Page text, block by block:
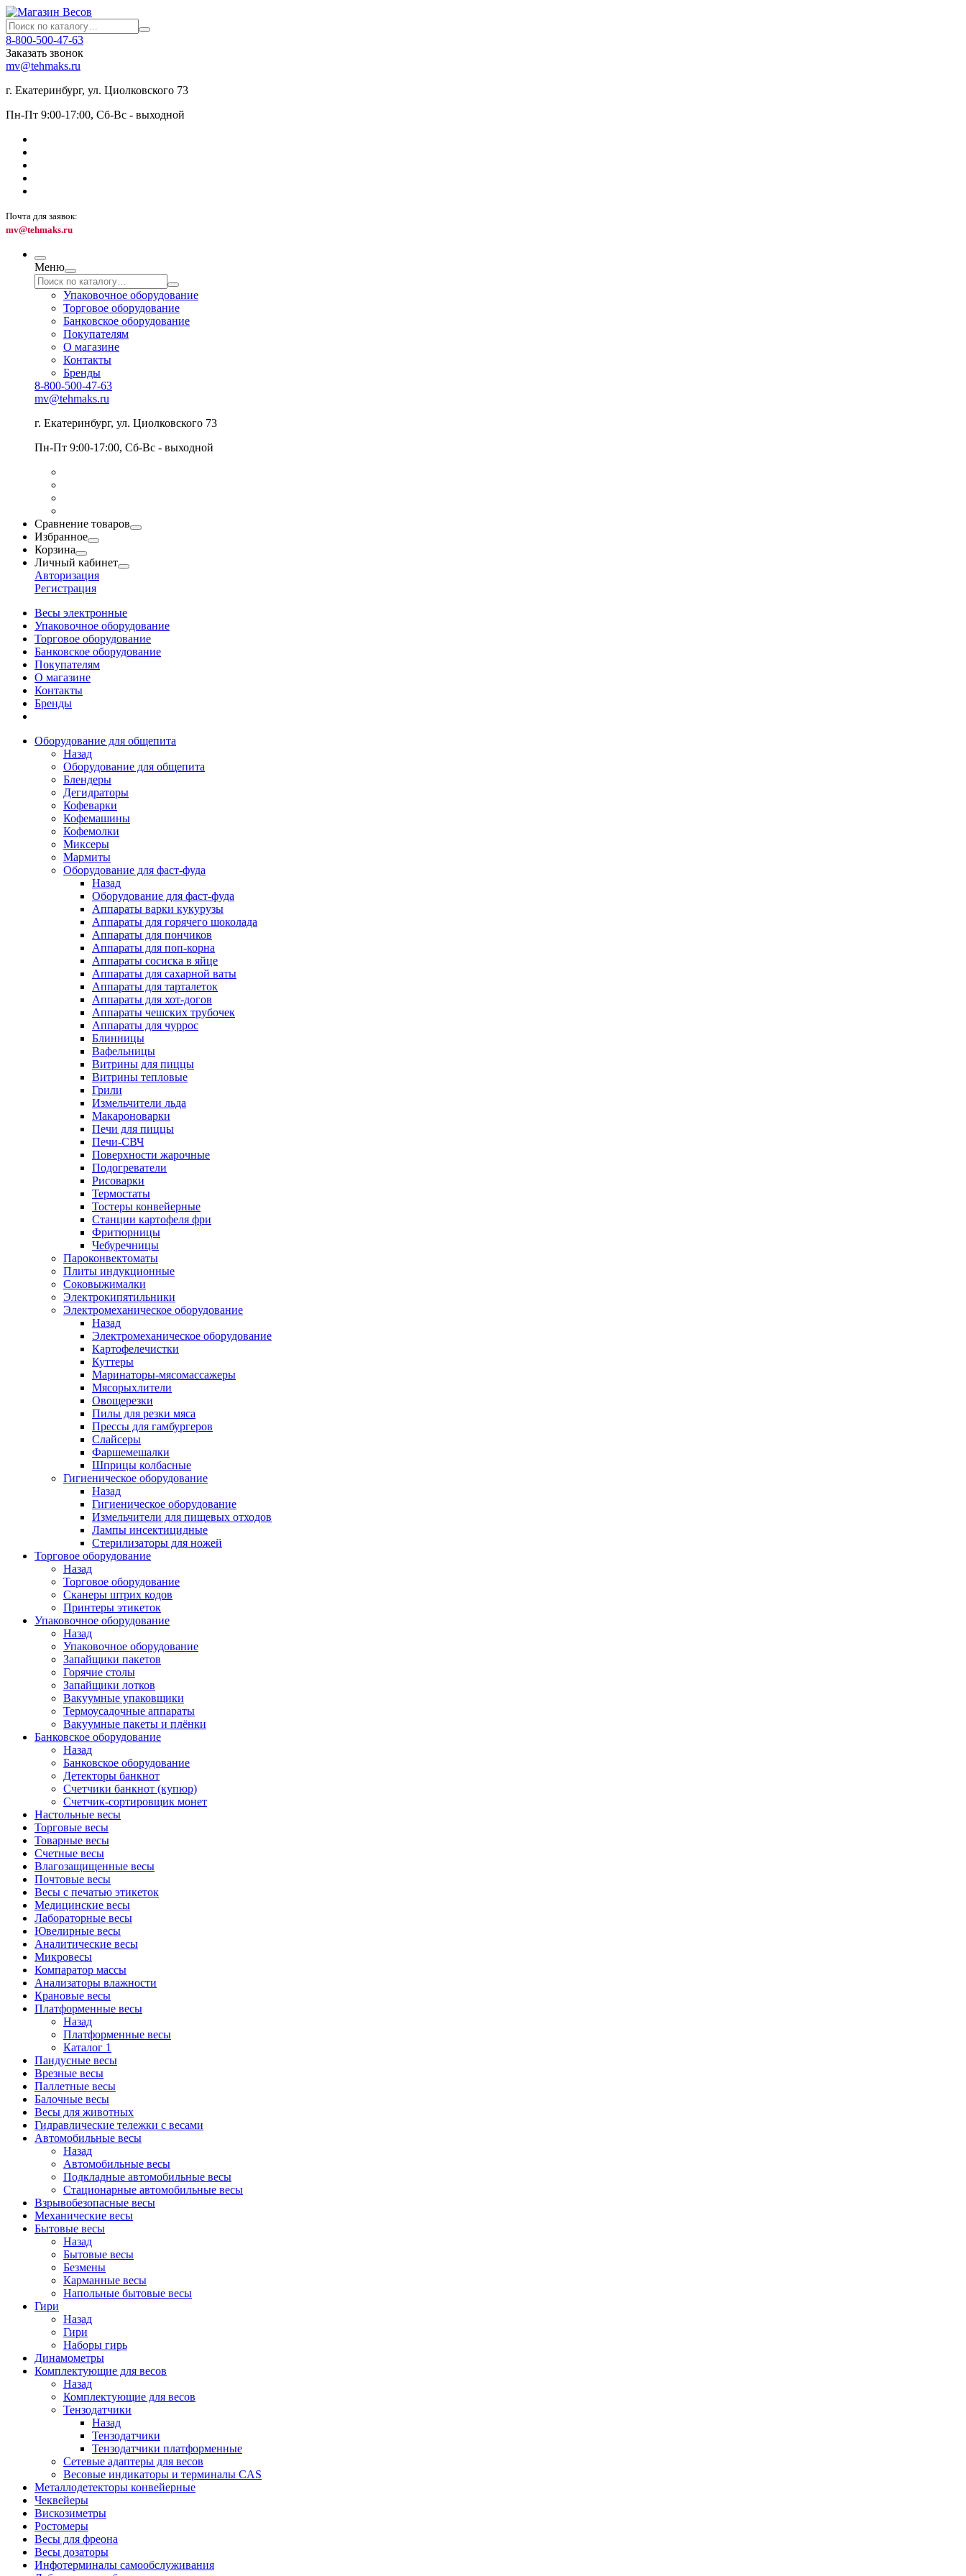
8-800-500-47-63
Заказать звонок
mv@tehmaks.ru
г. Екатеринбург, ул. Циолковского 73
Пн-Пт 9:00-17:00, Сб-Вс - выходной
Почта для заявок:
mv@tehmaks.ru
Меню
Упаковочное оборудование
Торговое оборудование
Банковское оборудование
Покупателям
О магазине
Контакты
Бренды
8-800-500-47-63
mv@tehmaks.ru
г. Екатеринбург, ул. Циолковского 73
Пн-Пт 9:00-17:00, Сб-Вс - выходной
Сравнение товаров
Избранное
Корзина
Личный кабинет
Авторизация
Регистрация
Весы электронные
Упаковочное оборудование
Торговое оборудование
Банковское оборудование
Покупателям
О магазине
Контакты
Бренды
Оборудование для общепита
Назад
Оборудование для общепита
Блендеры
Дегидраторы
Кофеварки
Кофемашины
Кофемолки
Миксеры
Мармиты
Оборудование для фаст-фуда
Назад
Оборудование для фаст-фуда
Аппараты варки кукурузы
Аппараты для горячего шоколада
Аппараты для пончиков
Аппараты для поп-корна
Аппараты сосиска в яйце
Аппараты для сахарной ваты
Аппараты для тарталеток
Аппараты для хот-догов
Аппараты чешских трубочек
Аппараты для чуррос
Блинницы
Вафельницы
Витрины для пиццы
Витрины тепловые
Грили
Измельчители льда
Макароноварки
Печи для пиццы
Печи-СВЧ
Поверхности жарочные
Подогреватели
Рисоварки
Термостаты
Тостеры конвейерные
Станции картофеля фри
Фритюрницы
Чебуречницы
Пароконвектоматы
Плиты индукционные
Соковыжималки
Электрокипятильники
Электромеханическое оборудование
Назад
Электромеханическое оборудование
Картофелечистки
Куттеры
Маринаторы-мясомассажеры
Мясорыхлители
Овощерезки
Пилы для резки мяса
Прессы для гамбургеров
Слайсеры
Фаршемешалки
Шприцы колбасные
Гигиеническое оборудование
Назад
Гигиеническое оборудование
Измельчители для пищевых отходов
Лампы инсектицидные
Стерилизаторы для ножей
Торговое оборудование
Назад
Торговое оборудование
Сканеры штрих кодов
Принтеры этикеток
Упаковочное оборудование
Назад
Упаковочное оборудование
Запайщики пакетов
Горячие столы
Запайщики лотков
Вакуумные упаковщики
Термоусадочные аппараты
Вакуумные пакеты и плёнки
Банковское оборудование
Назад
Банковское оборудование
Детекторы банкнот
Cчетчики банкнот (купюр)
Счетчик-сортировщик монет
Настольные весы
Торговые весы
Товарные весы
Счетные весы
Влагозащищенные весы
Почтовые весы
Весы с печатью этикеток
Медицинские весы
Лабораторные весы
Ювелирные весы
Аналитические весы
Микровесы
Компаратор массы
Анализаторы влажности
Крановые весы
Платформенные весы
Назад
Платформенные весы
Каталог 1
Пандусные весы
Врезные весы
Паллетные весы
Балочные весы
Весы для животных
Гидравлические тележки с весами
Автомобильные весы
Назад
Автомобильные весы
Подкладные автомобильные весы
Стационарные автомобильные весы
Взрывобезопасные весы
Механические весы
Бытовые весы
Назад
Бытовые весы
Безмены
Карманные весы
Напольные бытовые весы
Гири
Назад
Гири
Наборы гирь
Динамометры
Комплектующие для весов
Назад
Комплектующие для весов
Тензодатчики
Назад
Тензодатчики
Тензодатчики платформенные
Сетевые адаптеры для весов
Весовые индикаторы и терминалы CAS
Металлодетекторы конвейерные
Чеквейеры
Вискозиметры
Ростомеры
Весы для фреона
Весы дозаторы
Инфотерминалы самообслуживания